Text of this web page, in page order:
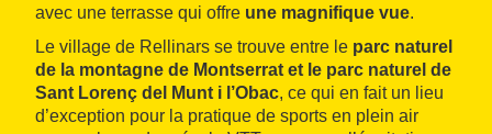
avec une terrasse qui offre une magnifique vue.
Le village de Rellinars se trouve entre le parc naturel
de la montagne de Montserrat et le parc naturel de
Sant Lorenç del Munt i l’Obac, ce qui en fait un lieu
d’exception pour la pratique de sports en plein air